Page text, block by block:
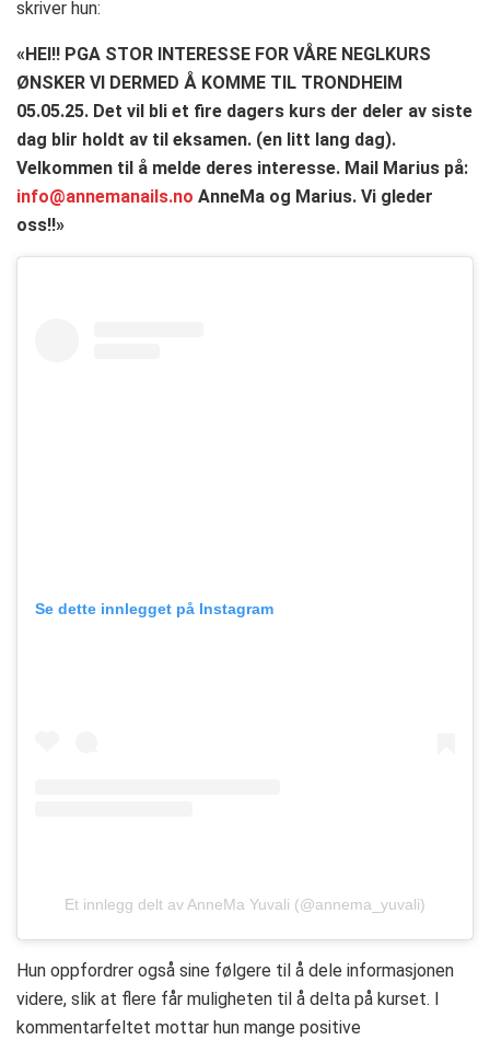
skriver hun:
«HEI!! PGA STOR INTERESSE FOR VÅRE NEGLKURS
ØNSKER VI DERMED Å KOMME TIL TRONDHEIM
05.05.25. Det vil bli et fire dagers kurs der deler av siste
dag blir holdt av til eksamen. (en litt lang dag).
Velkommen til å melde deres interesse. Mail Marius på:
info@annemanails.no AnneMa og Marius. Vi gleder
oss!!»
Se dette innlegget på Instagram
Et innlegg delt av AnneMa Yuvali (@annema_yuvali)
Hun oppfordrer også sine følgere til å dele informasjonen
videre, slik at flere får muligheten til å delta på kurset. I
kommentarfeltet mottar hun mange positive